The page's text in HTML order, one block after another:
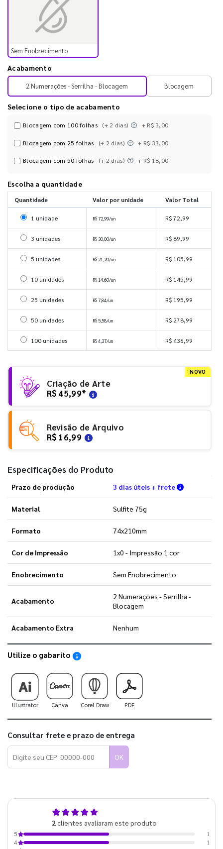
Sem Enobrecimento
Acabamento
2 Numerações - Serrilha - Blocagem Blocagem
Selecione o tipo de acabamento
Blocagem com 100 folhas (+ 2 dias) + R$ 3,00
Blocagem com 25 folhas (+ 2 dias) + R$ 33,00
Blocagem com 50 folhas (+ 2 dias) + R$ 18,00
Escolha a quantidade
Quantidade Valor por unidade Valor Total
Selecionar 1 unidade
1 unidade R$ 72,99/un R$ 72,99
Selecionar 3 unidades
3 unidades R$ 30,00/un R$ 89,99
Selecionar 5 unidades
5 unidades R$ 21,20/un R$ 105,99
Selecionar 10 unidades
10 unidades R$ 14,60/un R$ 145,99
Selecionar 25 unidades
25 unidades R$ 7,84/un R$ 195,99
Selecionar 50 unidades
50 unidades R$ 5,58/un R$ 278,99
Selecionar 100 unidades
100 unidades R$ 4,37/un R$ 436,99
NOVO
Criação de Arte
R$ 45,99*
Revisão de Arquivo
R$ 16,99
Especificações do Produto
Prazo de produção 3 dias úteis + frete Verifique
Material Sulfite 75g
Formato 74x210mm
Cor de Impressão 1x0 - Impressão 1 cor
Enobrecimento Sem Enobrecimento
Acabamento
2 Numerações - Serrilha -
Blocagem
Acabamento Extra Nenhum
Utilize o gabarito Saiba como utilizar os nossos gabaritos
Illustrator Canva Corel Draw PDF
Consultar frete e prazo de entrega
OK
2clientes avaliaram este produto
5
1
4
1